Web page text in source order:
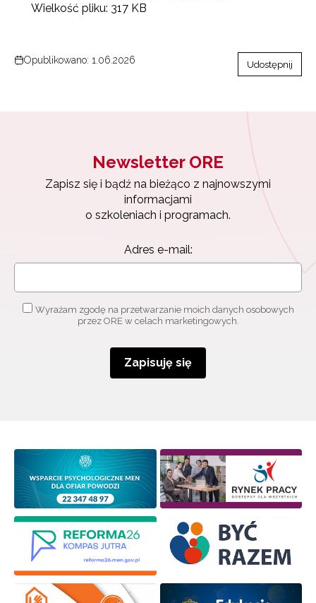
Wielkość pliku: 317 KB
Opublikowano: 1.06.2026 Udostępnij
Newsletter ORE
Zapisz się i bądź na bieżąco z najnowszymi
informacjami
o szkoleniach i programach.
Adres e-mail:
Wyrażam zgodę na przetwarzanie moich danych osobowych
przez ORE w celach marketingowych.
Zapisuję się
Zapisz się i bądź na bieżąco z najnowszymi
informacjami
Wyrażam zgodę na przetwarzanie moich danych
osobowych przez ORE w celach marketingowych.